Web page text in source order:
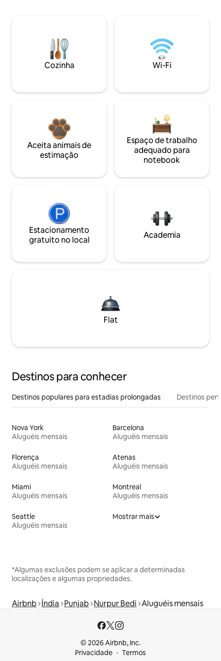
Cozinha Wi-Fi
Aceita animais de
estimação
Espaço de trabalho
adequado para
notebook
Estacionamento
gratuito no local
Academia
Flat
Destinos para conhecer
Destinos populares para estadias prolongadas Destinos
Nova York
Aluguéis mensais
Barcelona
Aluguéis mensais
Florença
Aluguéis mensais
Atenas
Aluguéis mensais
Miami
Aluguéis mensais
Montreal
Aluguéis mensais
Seattle
Aluguéis mensais
Mostrar mais
*Algumas exclusões podem se aplicar a determinadas
localizações e algumas propriedades.
Airbnb Índia Punjab Nurpur Bedi Aluguéis mensais
© 2026 Airbnb, Inc.
Privacidade
Termos